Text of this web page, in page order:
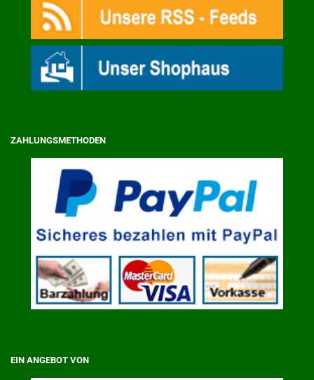
ZAHLUNGSMETHODEN
EIN ANGEBOT VON